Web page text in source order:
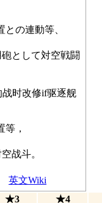
の連動等、
として対空戦闘
时改修if驱逐舰
，
战斗。
英文Wiki
★3 ★4